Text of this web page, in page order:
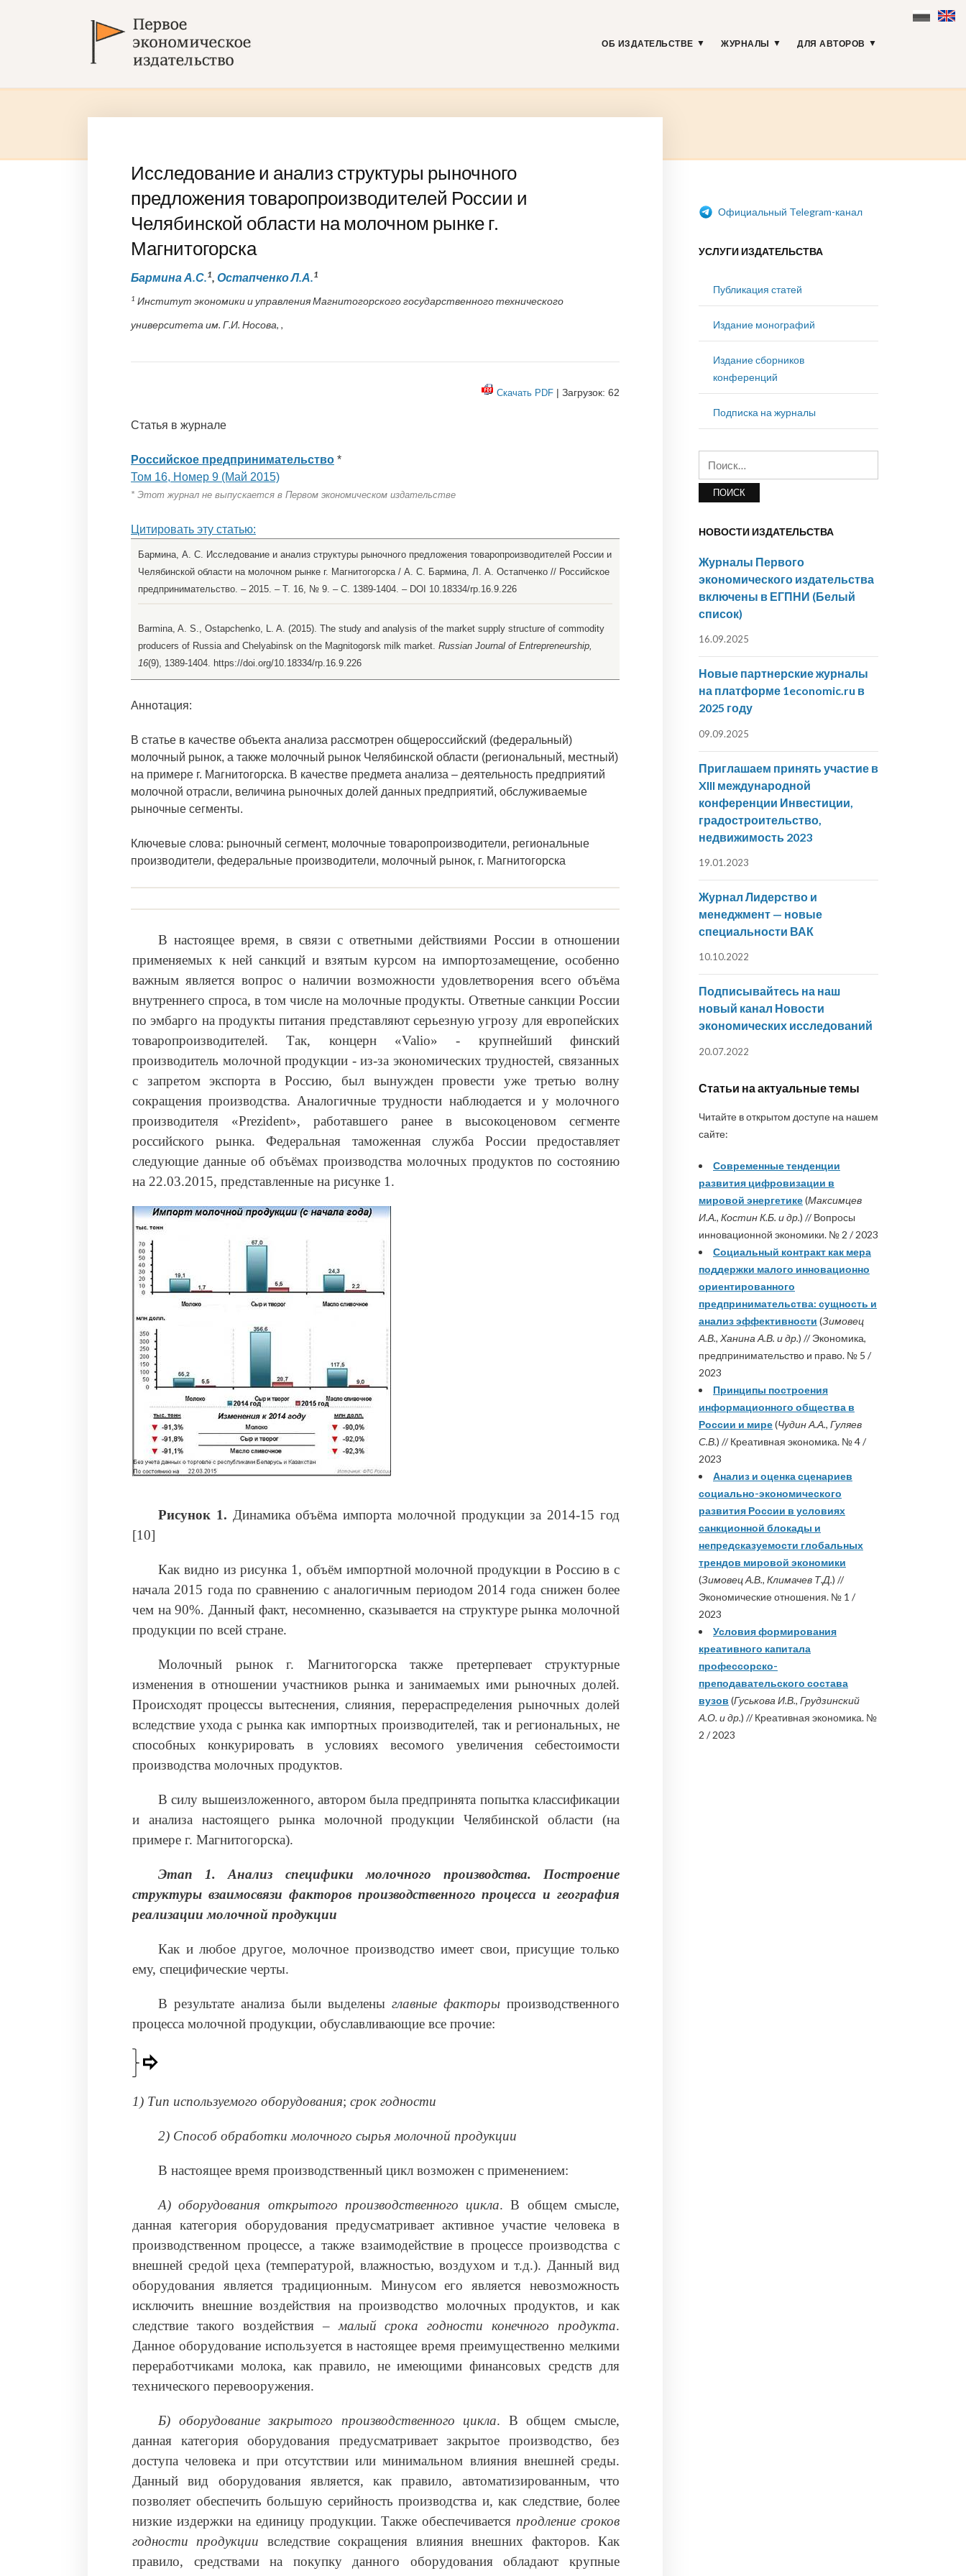
ОБ ИЗДАТЕЛЬСТВЕ ЖУРНАЛЫ ДЛЯ АВТОРОВ
Исследование и анализ структуры рыночного
предложения товаропроизводителей России и
Челябинской области на молочном рынке г.
Магнитогорска
Бармина А.С.1, Остапченко Л.А.1
1 Институт экономики и управления Магнитогорского государственного технического
университета им. Г.И. Носова, ,
Скачать PDF | Загрузок: 62
Статья в журнале
Российское предпринимательство *
Том 16, Номер 9 (Май 2015)
* Этот журнал не выпускается в Первом экономическом издательстве
Цитировать эту статью:
Бармина, А. С. Исследование и анализ структуры рыночного предложения товаропроизводителей России и
Челябинской области на молочном рынке г. Магнитогорска / А. С. Бармина, Л. А. Остапченко // Российское
предпринимательство. – 2015. – Т. 16, № 9. – С. 1389-1404. – DOI 10.18334/rp.16.9.226
Barmina, A. S., Ostapchenko, L. A. (2015). The study and analysis of the market supply structure of commodity
producers of Russia and Chelyabinsk on the Magnitogorsk milk market. Russian Journal of Entrepreneurship,
16(9), 1389-1404. https://doi.org/10.18334/rp.16.9.226
Аннотация:
В статье в качестве объекта анализа рассмотрен общероссийский (федеральный)
молочный рынок, а также молочный рынок Челябинской области (региональный, местный)
на примере г. Магнитогорска. В качестве предмета анализа – деятельность предприятий
молочной отрасли, величина рыночных долей данных предприятий, обслуживаемые
рыночные сегменты.
Ключевые слова: рыночный сегмент, молочные товаропроизводители, региональные
производители, федеральные производители, молочный рынок, г. Магнитогорска
В настоящее время, в связи с ответными действиями России в отношении
применяемых к ней санкций и взятым курсом на импортозамещение, особенно
важным является вопрос о наличии возможности удовлетворения всего объёма
внутреннего спроса, в том числе на молочные продукты. Ответные санкции России
по эмбарго на продукты питания представляют серьезную угрозу для европейских
товаропроизводителей. Так, концерн «Valio» - крупнейший финский
производитель молочной продукции - из-за экономических трудностей, связанных
с запретом экспорта в Россию, был вынужден провести уже третью волну
сокращения производства. Аналогичные трудности наблюдается и у молочного
производителя «Prezident», работавшего ранее в высокоценовом сегменте
российского рынка. Федеральная таможенная служба России предоставляет
следующие данные об объёмах производства молочных продуктов по состоянию
на 22.03.2015, представленные на рисунке 1.
Рисунок 1. Динамика объёма импорта молочной продукции за 2014-15 год
[10]
Как видно из рисунка 1, объём импортной молочной продукции в Россию в с
начала 2015 года по сравнению с аналогичным периодом 2014 года снижен более
чем на 90%. Данный факт, несомненно, сказывается на структуре рынка молочной
продукции по всей стране.
Молочный рынок г. Магнитогорска также претерпевает структурные
изменения в отношении участников рынка и занимаемых ими рыночных долей.
Происходят процессы вытеснения, слияния, перераспределения рыночных долей
вследствие ухода с рынка как импортных производителей, так и региональных, не
способных конкурировать в условиях весомого увеличения себестоимости
производства молочных продуктов.
В силу вышеизложенного, автором была предпринята попытка классификации
и анализа настоящего рынка молочной продукции Челябинской области (на
примере г. Магнитогорска).
Этап 1. Анализ специфики молочного производства. Построение
структуры взаимосвязи факторов производственного процесса и география
реализации молочной продукции
Как и любое другое, молочное производство имеет свои, присущие только
ему, специфические черты.
В результате анализа были выделены главные факторы производственного
процесса молочной продукции, обуславливающие все прочие:
1) Тип используемого оборудования; срок годности
2) Способ обработки молочного сырья молочной продукции
В настоящее время производственный цикл возможен с применением:
А) оборудования открытого производственного цикла. В общем смысле,
данная категория оборудования предусматривает активное участие человека в
производственном процессе, а также взаимодействие в процессе производства с
внешней средой цеха (температурой, влажностью, воздухом и т.д.). Данный вид
оборудования является традиционным. Минусом его является невозможность
исключить внешние воздействия на производство молочных продуктов, и как
следствие такого воздействия –малый срока годности конечного продукта.
Данное оборудование используется в настоящее время преимущественно мелкими
переработчиками молока, как правило, не имеющими финансовых средств для
технического перевооружения.
Б) оборудование закрытого производственного цикла. В общем смысле,
данная категория оборудования предусматривает закрытое производство, без
доступа человека и при отсутствии или минимальном влияния внешней среды.
Данный вид оборудования является, как правило, автоматизированным, что
позволяет обеспечить большую серийность производства и, как следствие, более
низкие издержки на единицу продукции. Также обеспечивается продление сроков
годности продукции вследствие сокращения влияния внешних факторов. Как
правило, средствами на покупку данного оборудования обладают крупные
Официальный Telegram-канал
УСЛУГИ ИЗДАТЕЛЬСТВА
Публикация статей
Издание монографий
Издание сборников
конференций
Подписка на журналы
НОВОСТИ ИЗДАТЕЛЬСТВА
Журналы Первого
экономического издательства
включены в ЕГПНИ (Белый
список)
16.09.2025
Новые партнерские журналы
на платформе 1economic.ru в
2025 году
09.09.2025
Приглашаем принять участие в
XIII международной
конференции Инвестиции,
градостроительство,
недвижимость 2023
19.01.2023
Журнал Лидерство и
менеджмент — новые
специальности ВАК
10.10.2022
Подписывайтесь на наш
новый канал Новости
экономических исследований
20.07.2022
Статьи на актуальные темы
Читайте в открытом доступе на нашем
сайте:
Современные тенденции
развития цифровизации в
мировой энергетике(Максимцев
И.А., Костин К.Б. и др.) // Вопросы
инновационной экономики. № 2 / 2023
Социальный контракт как мера
поддержки малого инновационно
ориентированного
предпринимательства: сущность и
анализ эффективности (Зимовец
А.В., Ханина А.В. и др.) // Экономика,
предпринимательство и право. № 5 /
2023
Принципы построения
информационного общества в
России и мире(Чудин А.А., Гуляев
С.В.) // Креативная экономика. № 4 /
2023
Анализ и оценка сценариев
социально-экономического
развития России в условиях
санкционной блокады и
непредсказуемости глобальных
трендов мировой экономики
(Зимовец А.В., Климачев Т.Д.) //
Экономические отношения. № 1 /
2023
Условия формирования
креативного капитала
профессорско-
преподавательского состава
вузов (Гуськова И.В., Грудзинский
А.О. и др.) // Креативная экономика. №
2 / 2023